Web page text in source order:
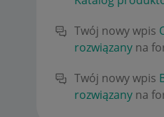
Twój nowy wpis
rozwiązany na
Twój nowy wpis
rozwiązany na